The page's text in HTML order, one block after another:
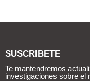
SUSCRIBETE
Te mantendremos
investigaciones sobre el